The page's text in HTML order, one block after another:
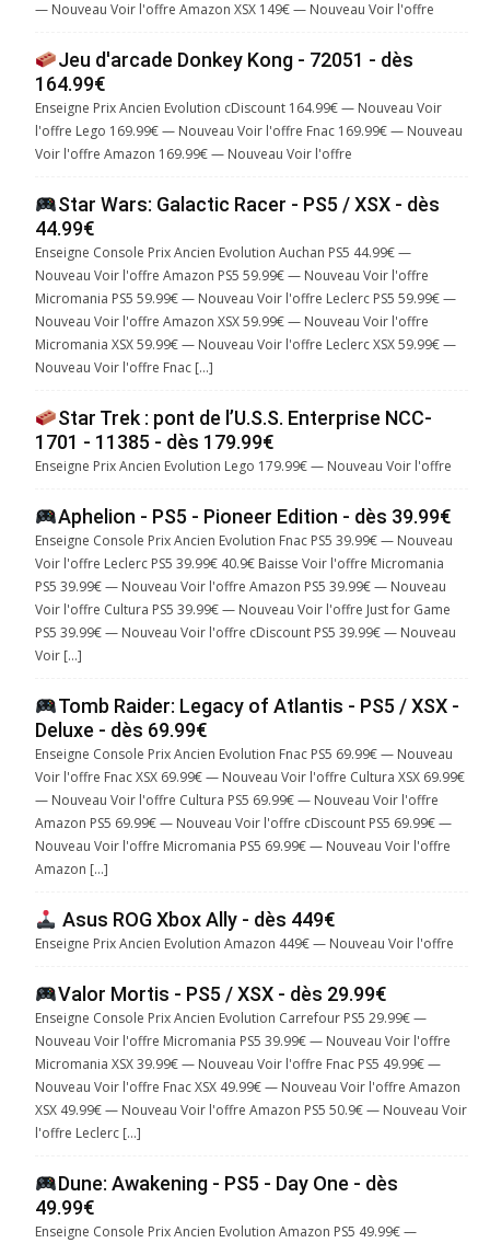
— Nouveau Voir l'offre Amazon XSX 149€ — Nouveau Voir l'offre
Jeu d'arcade Donkey Kong - 72051 - dès
164.99€
Enseigne Prix Ancien Evolution cDiscount 164.99€ — Nouveau Voir
l'offre Lego 169.99€ — Nouveau Voir l'offre Fnac 169.99€ — Nouveau
Voir l'offre Amazon 169.99€ — Nouveau Voir l'offre
Star Wars: Galactic Racer - PS5 / XSX - dès
44.99€
Enseigne Console Prix Ancien Evolution Auchan PS5 44.99€ —
Nouveau Voir l'offre Amazon PS5 59.99€ — Nouveau Voir l'offre
Micromania PS5 59.99€ — Nouveau Voir l'offre Leclerc PS5 59.99€ —
Nouveau Voir l'offre Amazon XSX 59.99€ — Nouveau Voir l'offre
Micromania XSX 59.99€ — Nouveau Voir l'offre Leclerc XSX 59.99€ —
Nouveau Voir l'offre Fnac […]
Star Trek : pont de l’U.S.S. Enterprise NCC-
1701 - 11385 - dès 179.99€
Enseigne Prix Ancien Evolution Lego 179.99€ — Nouveau Voir l'offre
Aphelion - PS5 - Pioneer Edition - dès 39.99€
Enseigne Console Prix Ancien Evolution Fnac PS5 39.99€ — Nouveau
Voir l'offre Leclerc PS5 39.99€ 40.9€ Baisse Voir l'offre Micromania
PS5 39.99€ — Nouveau Voir l'offre Amazon PS5 39.99€ — Nouveau
Voir l'offre Cultura PS5 39.99€ — Nouveau Voir l'offre Just for Game
PS5 39.99€ — Nouveau Voir l'offre cDiscount PS5 39.99€ — Nouveau
Voir […]
Tomb Raider: Legacy of Atlantis - PS5 / XSX -
Deluxe - dès 69.99€
Enseigne Console Prix Ancien Evolution Fnac PS5 69.99€ — Nouveau
Voir l'offre Fnac XSX 69.99€ — Nouveau Voir l'offre Cultura XSX 69.99€
— Nouveau Voir l'offre Cultura PS5 69.99€ — Nouveau Voir l'offre
Amazon PS5 69.99€ — Nouveau Voir l'offre cDiscount PS5 69.99€ —
Nouveau Voir l'offre Micromania PS5 69.99€ — Nouveau Voir l'offre
Amazon […]
Asus ROG Xbox Ally - dès 449€
Enseigne Prix Ancien Evolution Amazon 449€ — Nouveau Voir l'offre
Valor Mortis - PS5 / XSX - dès 29.99€
Enseigne Console Prix Ancien Evolution Carrefour PS5 29.99€ —
Nouveau Voir l'offre Micromania PS5 39.99€ — Nouveau Voir l'offre
Micromania XSX 39.99€ — Nouveau Voir l'offre Fnac PS5 49.99€ —
Nouveau Voir l'offre Fnac XSX 49.99€ — Nouveau Voir l'offre Amazon
XSX 49.99€ — Nouveau Voir l'offre Amazon PS5 50.9€ — Nouveau Voir
l'offre Leclerc […]
Dune: Awakening - PS5 - Day One - dès
49.99€
Enseigne Console Prix Ancien Evolution Amazon PS5 49.99€ —